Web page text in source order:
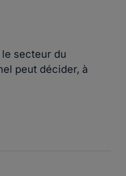
secteur du
peut décider, à